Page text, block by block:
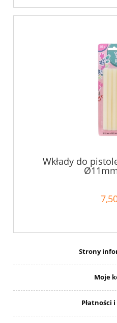
Wkłady do
Strony
Moje
Płatności